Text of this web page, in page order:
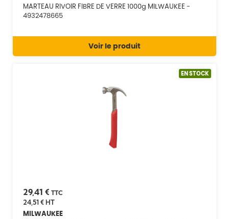
MARTEAU RIVOIR FIBRE DE VERRE 1000g MILWAUKEE -
4932478665
Voir le produit
EN STOCK
29,41 € TTC
24,51 €HT
MILWAUKEE